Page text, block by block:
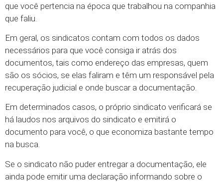
que você pertencia na época que trabalhou na companhia
que faliu.
Em geral, os sindicatos contam com todos os dados
necessários para que você consiga ir atrás dos
documentos, tais como endereço das empresas, quem
são os sócios, se elas faliram e têm um responsável pela
recuperação judicial e onde buscar a documentação.
Em determinados casos, o próprio sindicato verificará se
há laudos nos arquivos do sindicato e emitirá o
documento para você, o que economiza bastante tempo
na busca.
Se o sindicato não puder entregar a documentação, ele
ainda pode emitir uma declaração informando sobre o